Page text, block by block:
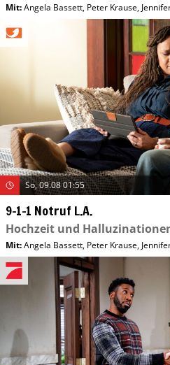
Mit:Angela Bassett, Peter Krause,
So, 09.08 01:55
9-1-1 Notruf L.A.
Hochzeit und
Mit:Angela Bassett, Peter Krause,